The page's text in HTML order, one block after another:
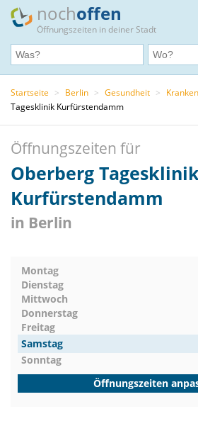
nochoffen
Öffnungszeiten in deiner Stadt
Startseite > Berlin > Gesundheit >
Tagesklinik Kurfürstendamm
Öffnungszeiten für
Oberberg
Kurfürstendamm
in Berlin
Montag
Dienstag
Mittwoch
Donnerstag
Freitag
Samstag
Sonntag
Öffnungszeiten